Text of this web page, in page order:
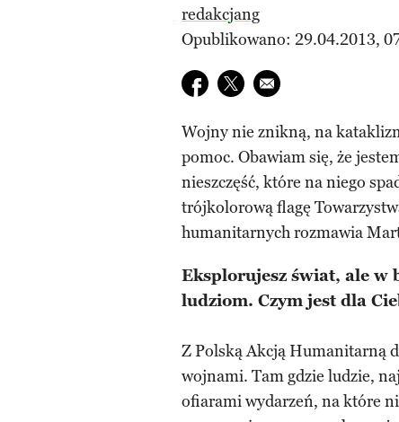
redakcjang
Opublikowano: 29.04.2013,
Udostępnij na facebook
Udostępnij na twitter
E-mail do przyjaciela
Wojny nie znikną, na
pomoc. Obawiam się, że
nieszczęść, które na niego
trójkolorową flagę
humanitarnych rozmawia
Eksplorujesz świat, ale w
ludziom. Czym jest dla
Z Polską Akcją Humanitarną
wojnami. Tam gdzie ludzie,
ofiarami wydarzeń, na które